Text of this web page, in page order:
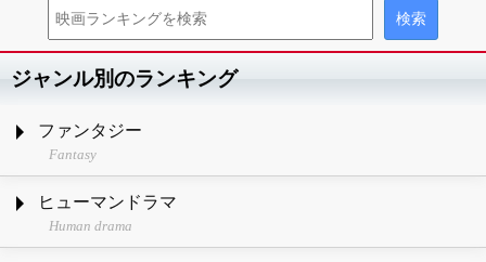
ジャンル別のランキング
ファンタジー
Fantasy
ヒューマンドラマ
Human drama